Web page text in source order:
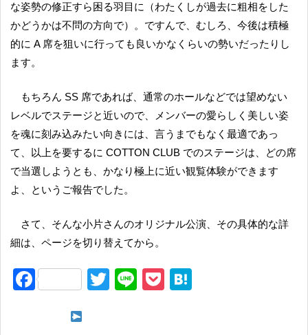
な姿勢の修正すら困る羽目に（わたくしが過去に粗相をした
かどうかは不問の方向で）。ですんで、むしろ、今後は積極
的に A 席を狙いに行っても良いかなくらいの勢いだったりし
ます。
もちろん SS 席であれば、通常のホールなどでは望めない
レベルでステージと近いので、メンバーの愛らしく美しい姿
を魂に刻み込みたい向きには、言うまでもなく最適であっ
て、以上を要するに COTTON CLUB でのステージは、どの席
で当選しようとも、かなり極上に近い観覧体験ができます
よ、というご報告でした。
さて、そんな小片さんのオリジナル公演、その具体的な詳
細は、ページを切り替えてから。
F
T
Li
P